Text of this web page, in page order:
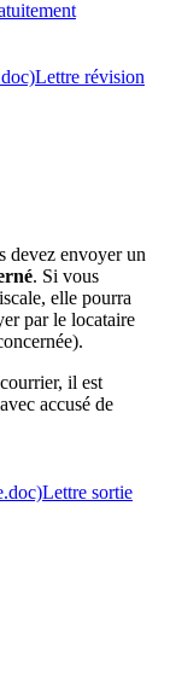
Lettre révision
devez envoyer un
. Si vous
elle pourra
par le locataire
il est
accusé de
Lettre sortie